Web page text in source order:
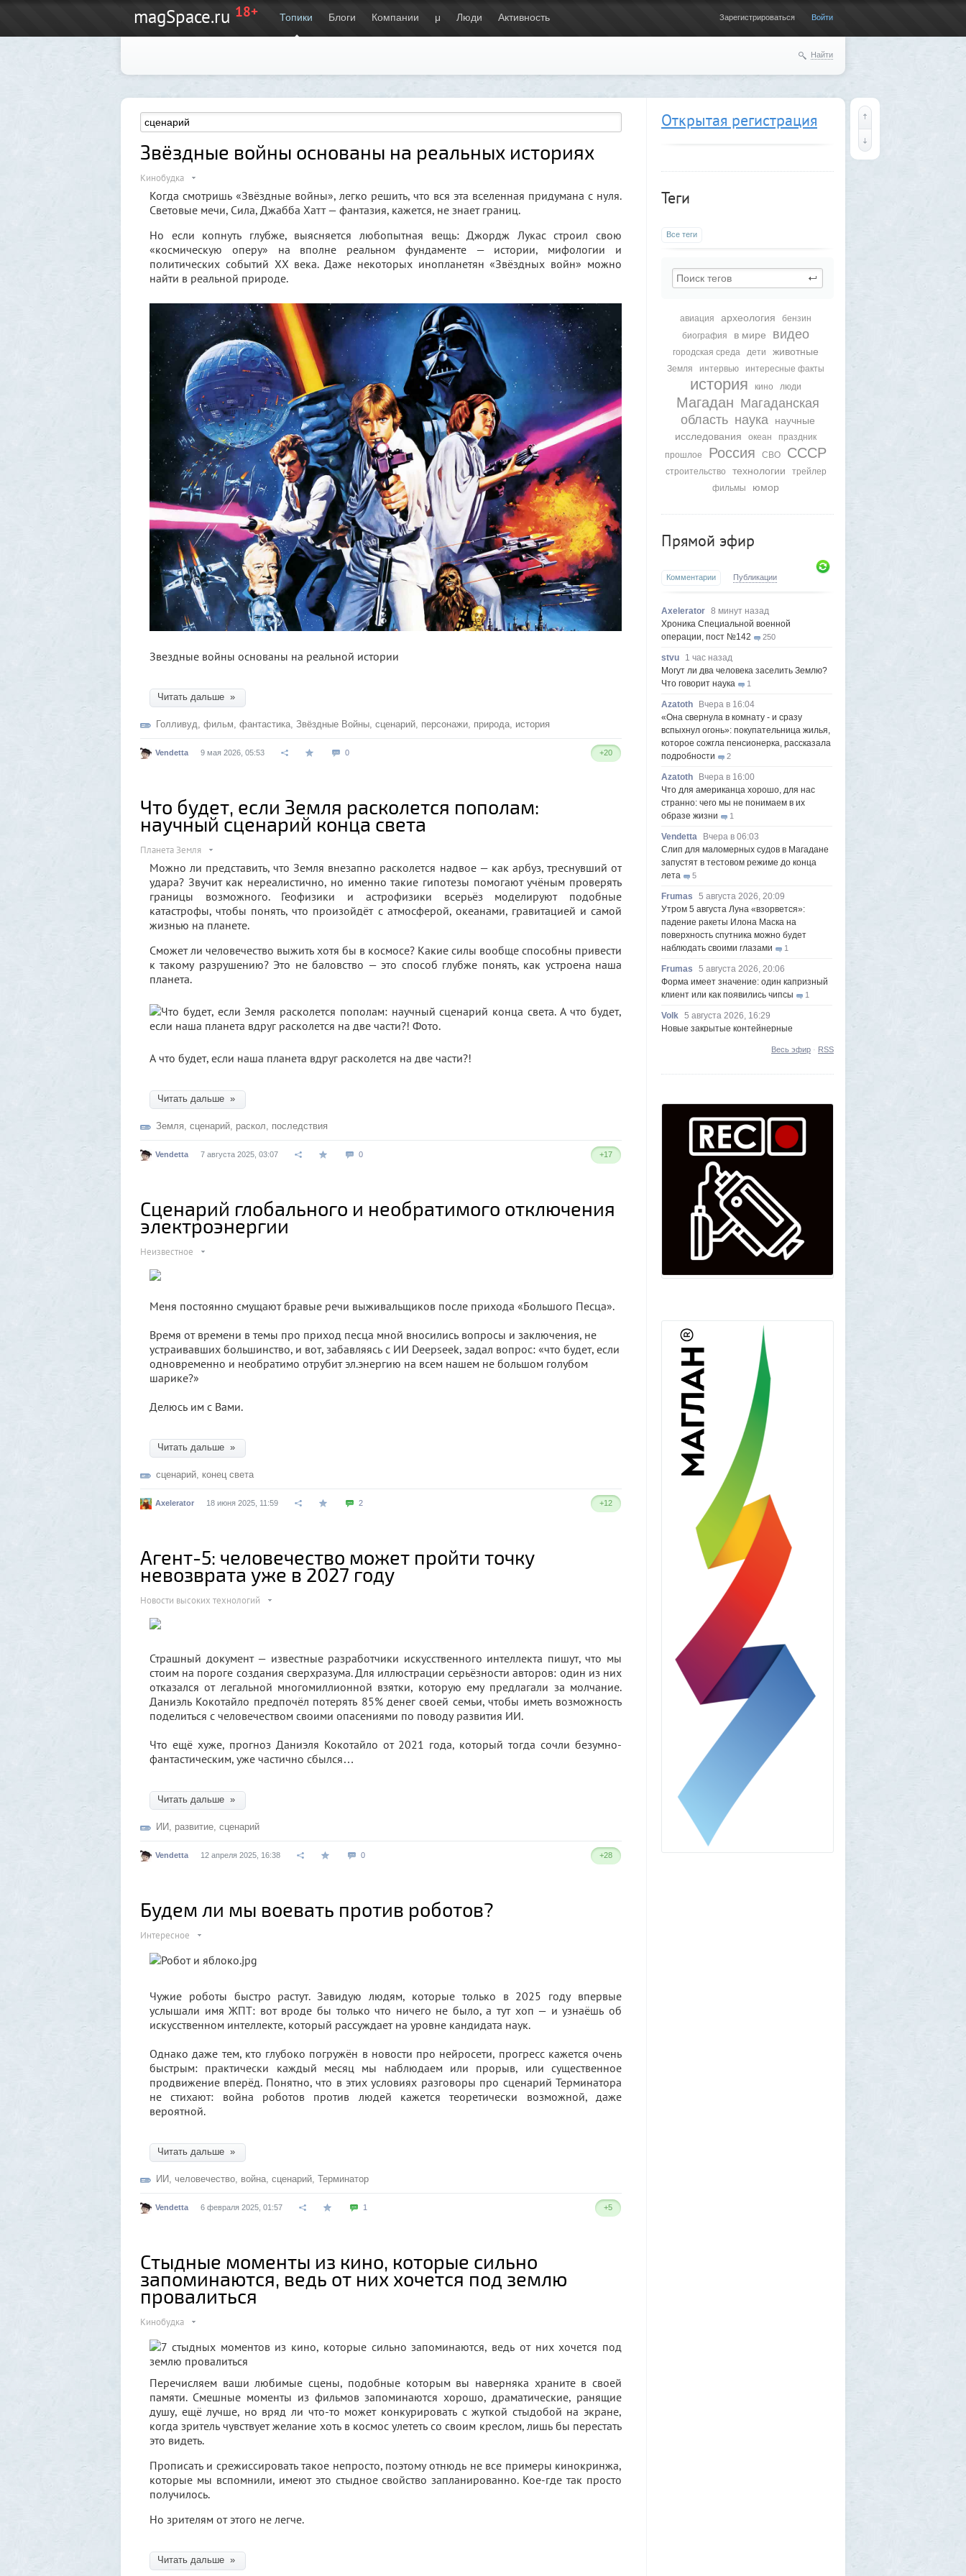
magSpace.ru 18+ Топики Блоги Компании μ Люди Активность Зарегистрироваться Войти
Найти
Открытая регистрация
Теги
Все теги
авиация археология
бензин
биография
в мире видео
городская среда дети животные
Земля интервью интересные факты
история кино люди
Магадан Магаданская
область наука
научные
исследования
океан
праздник
прошлое
Россия СВО СССР
строительство технологии
трейлер
фильмы
юмор
Прямой эфир
Комментарии Публикации
Axelerator 8 минут назад
Хроника Специальной военной
операции, пост №142
250
stvu
1 час назад
Могут ли два человека заселить Землю?
Что говорит наука
1
Azatoth
Вчера в 16:04
«Она свернула в комнату - и сразу
вспыхнул огонь»: покупательница жилья,
которое сожгла пенсионерка, рассказала
подробности
2
Azatoth
Вчера в 16:00
Что для американца хорошо, для нас
странно: чего мы не понимаем в их
образе жизни
1
Vendetta
Вчера в 06:03
Слип для маломерных судов в Магадане
запустят в тестовом режиме до конца
лета
5
Frumas
5 августа 2026, 20:09
Утром 5 августа Луна «взорвется»:
падение ракеты Илона Маска на
поверхность спутника можно будет
наблюдать своими глазами
1
Frumas
5 августа 2026, 20:06
Форма имеет значение: один капризный
клиент или как появились чипсы
1
Volk 5 августа 2026, 16:29
Новые закрытые контейнерные
2000 лет никто не замечал, а ИИ увидел:
восстановить то, что считалось
5 августа 2026, 01:11
Китайских роботов-гуманоидов запретят
4 августа 2026, 20:06
Артемий о текущем моменте
Axelerator 4 августа 2026, 18:49
Южнокорейская ведущая ведя прямую
трансляцию торгов потеряла все
Frumas 3 августа 2026, 21:32
Почему укусы насекомых зудят и
Как гиганты с Фаэтона и пришельцы из
Нибиру строили цивилизации на Земле
1 августа 2026, 18:36
Леопольд Ашенбреннер: Как 24-летний
щегол заработал $30 млрд на
инвестициях в AI (и потерял их вчера)
Frumas 1 августа 2026, 17:10
Вселенная, для человеческого разума -
непостижима
1 августа 2026, 16:50
"Становится всё яснее"
1 августа 2026, 16:39
Работавшие ранее в РФ мессенджеры
BIP и KakaoTalk перестали работать
1 августа 2026, 14:51
Исторический дом в центре Магадана
выставили на торги за 100 тысяч рублей
1 августа 2026, 13:50
В Подмосковье мужчина устроил концерт
для соседей в честь своего дня рождения
1 августа 2026, 12:58
Установку пиратской Windows
собираются сделать невозможной
1 августа 2026, 12:56
«Одиссея» сдохла: вышел первый
трейлер индийского фильма «Рамаяна»
BratOK
1 августа 2026, 00:16
Почему иностранцы охотятся за
советским радиоприёмником
«Океан-214»
31 июля 2026, 13:09
127 минут в аду: что успела снять
Весь эфир · RSS
Звёздные войны основаны на реальных историях
Кинобудка
Когда смотришь «Звёздные войны», легко решить, что вся эта вселенная придумана с нуля.
Световые мечи, Сила, Джабба Хатт — фантазия, кажется, не знает границ.
Но если копнуть глубже, выясняется любопытная вещь: Джордж Лукас строил свою
«космическую оперу» на вполне реальном фундаменте — истории, мифологии и
политических событий XX века. Даже некоторых инопланетян «Звёздных войн» можно
найти в реальной природе.
Звездные войны основаны на реальной истории
Читать дальше »
Голливуд, фильм, фантастика, Звёздные Войны, сценарий, персонажи, природа, история
Vendetta 9 мая 2026, 05:53 0 +20
Что будет, если Земля расколется пополам:
научный сценарий конца света
Планета Земля
Можно ли представить, что Земля внезапно расколется надвое — как арбуз, треснувший от
удара? Звучит как нереалистично, но именно такие гипотезы помогают учёным проверять
границы возможного. Геофизики и астрофизики всерьёз моделируют подобные
катастрофы, чтобы понять, что произойдёт с атмосферой, океанами, гравитацией и самой
жизнью на планете.
Сможет ли человечество выжить хотя бы в космосе? Какие силы вообще способны привести
к такому разрушению? Это не баловство — это способ глубже понять, как устроена наша
планета.
А что будет, если наша планета вдруг расколется на две части?!
Читать дальше »
Земля, сценарий, раскол, последствия
Vendetta 7 августа 2025, 03:07 0 +17
Сценарий глобального и необратимого отключения
электроэнергии
Неизвестное
Меня постоянно смущают бравые речи выживальщиков после прихода «Большого Песца».
Время от времени в темы про приход песца мной вносились вопросы и заключения, не
устраивавших большинство, и вот, забавляясь с ИИ Deepseek, задал вопрос: «что будет, если
одновременно и необратимо отрубит эл.энергию на всем нашем не большом голубом
шарике?»
Делюсь им с Вами.
Читать дальше »
сценарий, конец света
Axelerator 18 июня 2025, 11:59 2 +12
Агент-5: человечество может пройти точку
невозврата уже в 2027 году
Новости высоких технологий
Страшный документ — известные разработчики искусственного интеллекта пишут, что мы
стоим на пороге создания сверхразума. Для иллюстрации серьёзности авторов: один из них
отказался от легальной многомиллионной взятки, которую ему предлагали за молчание.
Даниэль Кокотайло предпочёл потерять 85% денег своей семьи, чтобы иметь возможность
поделиться с человечеством своими опасениями по поводу развития ИИ.
Что ещё хуже, прогноз Даниэля Кокотайло от 2021 года, который тогда сочли безумно-
фантастическим, уже частично сбылся…
Читать дальше »
ИИ, развитие, сценарий
Vendetta 12 апреля 2025, 16:38 0 +28
Будем ли мы воевать против роботов?
Интересное
Чужие роботы быстро растут. Завидую людям, которые только в 2025 году впервые
услышали имя ЖПТ: вот вроде бы только что ничего не было, а тут хоп — и узнаёшь об
искусственном интеллекте, который рассуждает на уровне кандидата наук.
Однако даже тем, кто глубоко погружён в новости про нейросети, прогресс кажется очень
быстрым: практически каждый месяц мы наблюдаем или прорыв, или существенное
продвижение вперёд. Понятно, что в этих условиях разговоры про сценарий Терминатора
не стихают: война роботов против людей кажется теоретически возможной, даже
вероятной.
Читать дальше »
ИИ, человечество, война, сценарий, Терминатор
Vendetta 6 февраля 2025, 01:57 1 +5
Стыдные моменты из кино, которые сильно
запоминаются, ведь от них хочется под землю
провалиться
Кинобудка
Перечисляем ваши любимые сцены, подобные которым вы наверняка храните в своей
памяти. Смешные моменты из фильмов запоминаются хорошо, драматические, ранящие
душу, ещё лучше, но вряд ли что-то может конкурировать с жуткой стыдобой на экране,
когда зритель чувствует желание хоть в космос улететь со своим креслом, лишь бы перестать
это видеть.
Прописать и срежиссировать такое непросто, поэтому отнюдь не все примеры кинокринжа,
которые мы вспомнили, имеют это стыдное свойство запланированно. Кое-где так просто
получилось.
Но зрителям от этого не легче.
Читать дальше »